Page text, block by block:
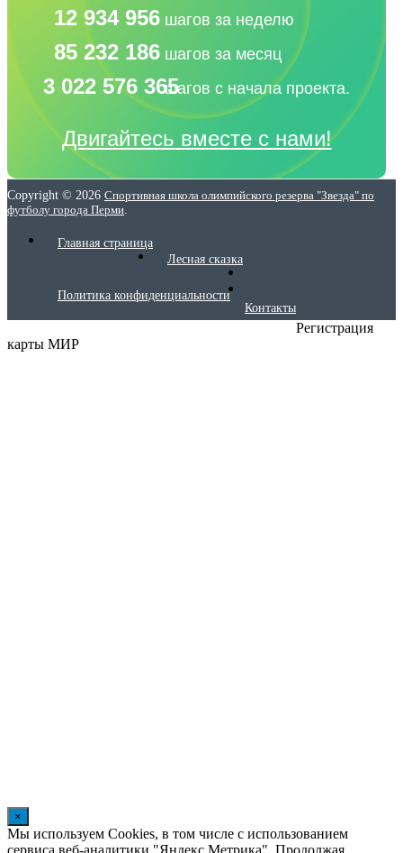
12 934 956 шагов за неделю
85 232 186 шагов за месяц
3 022 576 365шагов с начала проекта.
Двигайтесь вместе с нами!
Copyright © 2026 Спортивная школа олимпийского резерва "Звезда" по
футболу города Перми.
Главная страница
Лесная сказка
Политика конфиденциальности
Контакты
Регистрация
карты МИР
×
Мы используем Cookies, в том числе с использованием